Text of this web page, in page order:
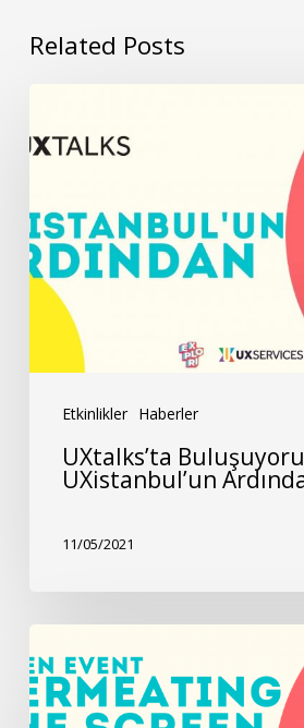
Related Posts
Etkinlikler Haberler
Buluşuyoruz:
Ardından
UXtalks’ta
UXistanbul’un
11/05/2021
Antoli
ve